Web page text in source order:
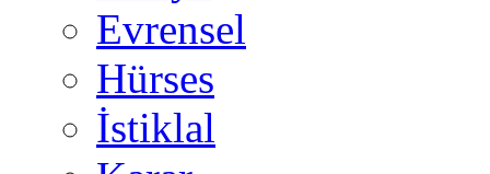
Evrensel
Hürses
İstiklal